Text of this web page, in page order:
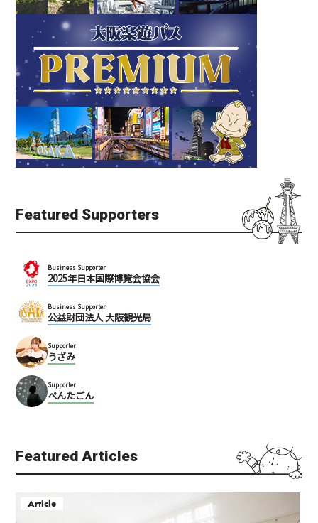
Featured Supporters
Business Supporter
2025年日本国際博覧会協会
Business Supporter
公益財団法人 大阪観光局
Supporter
うざみ
Supporter
ぺんたごん
Featured Articles
Article